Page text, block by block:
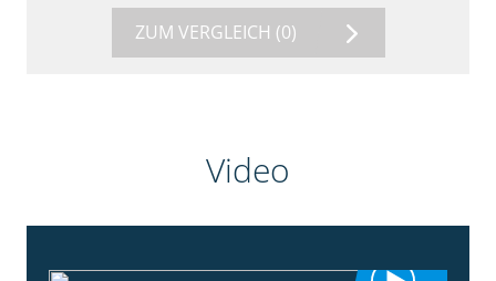
ZUM VERGLEICH (0)
Video